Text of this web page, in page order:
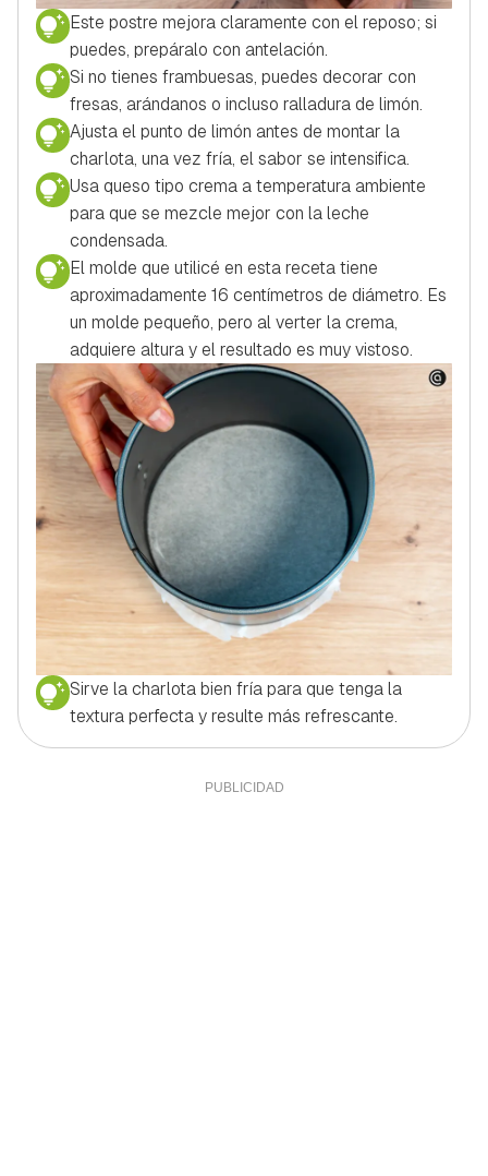
Este postre mejora claramente con el reposo; si
puedes, prepáralo con antelación.
Si no tienes frambuesas, puedes decorar con
fresas, arándanos o incluso ralladura de limón.
Ajusta el punto de limón antes de montar la
charlota, una vez fría, el sabor se intensifica.
Usa queso tipo crema a temperatura ambiente
para que se mezcle mejor con la leche
condensada.
El molde que utilicé en esta receta tiene
aproximadamente 16 centímetros de diámetro. Es
un molde pequeño, pero al verter la crema,
adquiere altura y el resultado es muy vistoso.
Sirve la charlota bien fría para que tenga la
textura perfecta y resulte más refrescante.